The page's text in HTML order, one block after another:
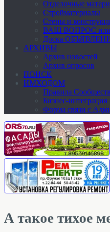
Отделочные
Стройматериалы
Стены и
ВАШ ВОПРОС
Доска
АРХИВЫ
Архив новостей
Архив опросов
ПОИСК
ИМХОДОМ
Правила
Бизнес-интеграция
Форма связи с
А такое тихое